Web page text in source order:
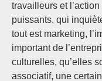
travailleurs et
puissants, qui
tout est marketing,
important de
culturelles, qu’elles
associatif, une